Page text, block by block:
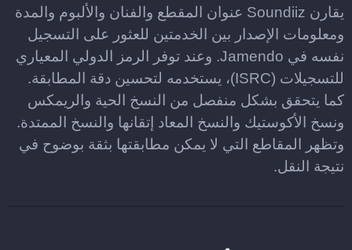
يقارن Soundiiz عنوان المقطع والفنان والألبوم والمدة
ومعلومات الإصدار بين الخدمتين للعثور على التسجيل
نفسه في Jamendo. وعند توفر الرمز الدولي المعياري
للتسجيلات (ISRC)، يستخدمه لتحسين دقة المطابقة.
كما يتحقق بشكل منفصل من النسخ الحية والريمكس
ونسخ الأكوستيك والنسخ المعاد إتقانها والنسخ الممتدة.
وتظهر المقاطع التي لا يمكن مطابقتها بثقة بوضوح في
نتيجة النقل.